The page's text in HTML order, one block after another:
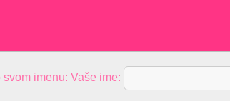
imenu: Vaše ime: